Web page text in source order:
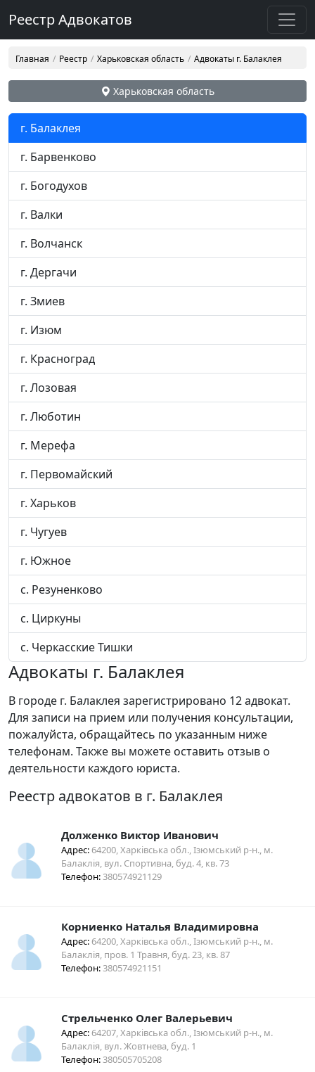
Реестр Адвокатов
Главная Реестр Харьковская область Адвокаты г. Балаклея
Харьковская область
г. Балаклея
г. Барвенково
г. Богодухов
г. Валки
г. Волчанск
г. Дергачи
г. Змиев
г. Изюм
г. Красноград
г. Лозовая
г. Люботин
г. Мерефа
г. Первомайский
г. Харьков
г. Чугуев
г. Южное
с. Резуненково
с. Циркуны
с. Черкасские Тишки
Адвокаты г. Балаклея
В городе г. Балаклея зарегистрировано 12 адвокат.
Для записи на прием или получения консультации,
пожалуйста, обращайтесь по указанным ниже
телефонам. Также вы можете оставить отзыв о
деятельности каждого юриста.
Реестр адвокатов в г. Балаклея
Долженко Виктор Иванович
Адрес:64200, Харківська обл., Ізюмський р-н., м.
Балаклія, вул. Спортивна, буд. 4, кв. 73
Телефон:380574921129
Корниенко Наталья Владимировна
Адрес:64200, Харківська обл., Ізюмський р-н., м.
Балаклія, пров. 1 Травня, буд. 23, кв. 87
Телефон:380574921151
Стрельченко Олег Валерьевич
Адрес:64207, Харківська обл., Ізюмський р-н., м.
Балаклія, вул. Жовтнева, буд. 1
Телефон:380505705208